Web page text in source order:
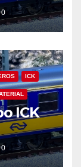
ICK
ICK